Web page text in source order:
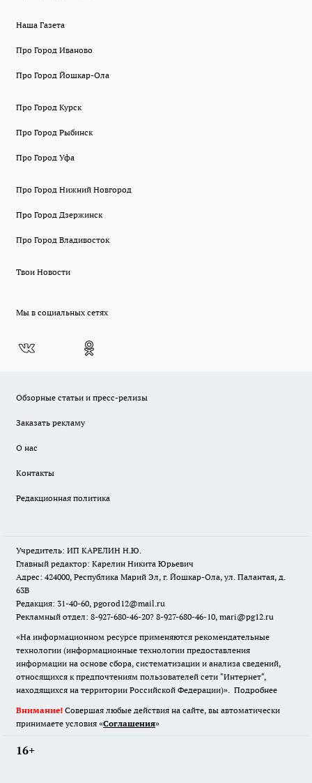
Наша Газета
Про Город Иваново
Про Город Йошкар-Ола
Про Город Курск
Про Город Рыбинск
Про Город Уфа
Про Город Нижний Новгород
Про Город Дзержинск
Про Город Владивосток
Твои Новости
Мы в социальных сетях
Обзорные статьи и пресс-релизы
Заказать рекламу
О нас
Контакты
Редакционная политика
Учредитель: ИП КАРЕЛИН Н.Ю.
Главный редактор: Карелин Никита Юрьевич
Адрес: 424000, Республика Марий Эл, г. Йошкар-Ола, ул. Палантая, д.
63В
Редакция: 31-40-60, pgorod12@mail.ru
Рекламный отдел: 8-927-680-46-20? 8-927-680-46-10, mari@pg12.ru
«На информационном ресурсе применяются рекомендательные
технологии (информационные технологии предоставления
информации на основе сбора, систематизации и анализа сведений,
относящихся к предпочтениям пользователей сети "Интернет",
находящихся на территории Российской Федерации)». Подробнее
Внимание! Совершая любые действия на сайте, вы автоматически
принимаете условия «Cоглашения»
16+